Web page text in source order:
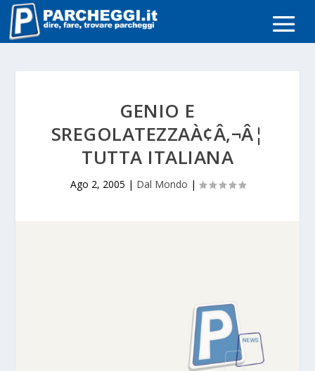
GENIO E
SREGOLATEZZAÀ¢Â‚¬Â¦
TUTTA ITALIANA
Ago 2, 2005 | Dal Mondo |